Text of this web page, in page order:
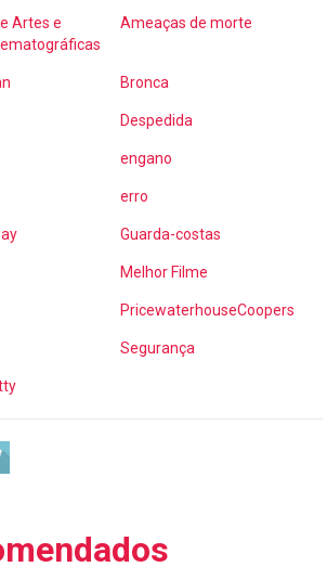
Artes e
Ameaças de morte
Bronca
Despedida
engano
erro
Guarda-costas
Melhor Filme
PricewaterhouseCoopers
Segurança